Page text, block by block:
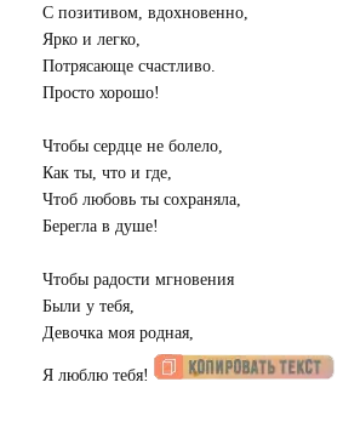
С позитивом, вдохновенно,
Ярко и легко,
Потрясающе счастливо.
Просто хорошо!
Чтобы сердце не болело,
Как ты, что и где,
Чтоб любовь ты сохраняла,
Берегла в душе!
Чтобы радости мгновения
Были у тебя,
Девочка моя родная,
Я люблю тебя!